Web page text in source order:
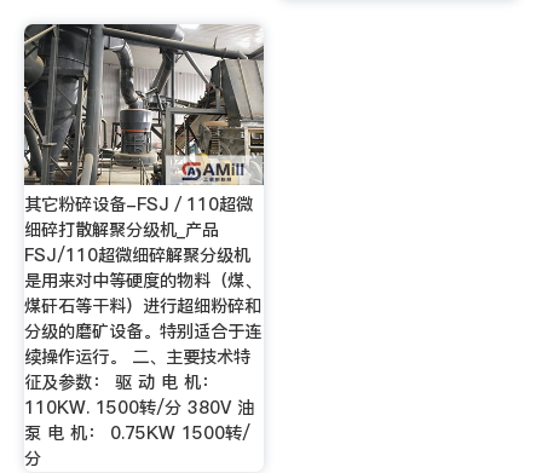
其它粉碎设备-FSJ／110超微
细碎打散解聚分级机_产品
FSJ/110超微细碎解聚分级机
是用来对中等硬度的物料（煤、
煤矸石等干料）进行超细粉碎和
分级的磨矿设备。特别适合于连
续操作运行。 二、主要技术特
征及参数： 驱 动 电 机：
110KW. 1500转/分 380V 油
泵 电 机： 0.75KW 1500转/
分